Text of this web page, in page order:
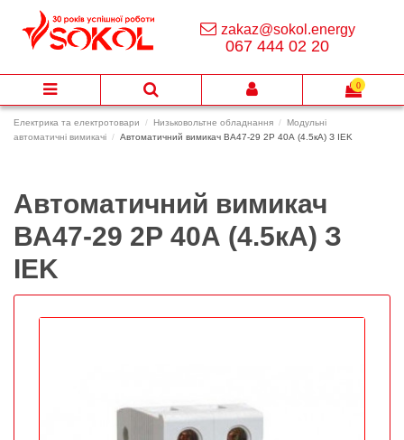
Електрика та електротовари Низьковольтне обладнання
Модульні
автоматичні вимикачі
Автоматичний вимикач ВА47-29 2Р 40А (4.5кА) З IEK
Автоматичний вимикач
ВА47-29 2Р 40А (4.5кА) З
IEK
zakaz@sokol.energy
067 444 02 20
0